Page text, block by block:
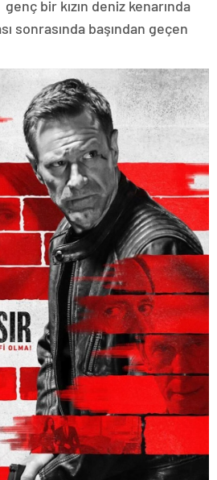
bir kızın deniz kenarında
sonrasında başından geçen